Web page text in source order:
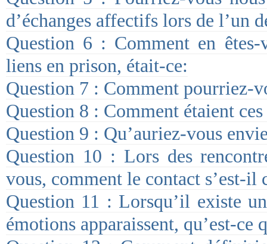
d’échanges affectifs lors de l’un
Question 6 : Comment en
liens en prison, était-ce:
Question 7 : Comment pourriez-
Question 8 : Comment étaient
Question 9 : Qu’auriez-vous
Question 10 : Lors des
vous, comment le contact s’est-il
Question 11 : Lorsqu’il existe
émotions apparaissent, qu’est-ce